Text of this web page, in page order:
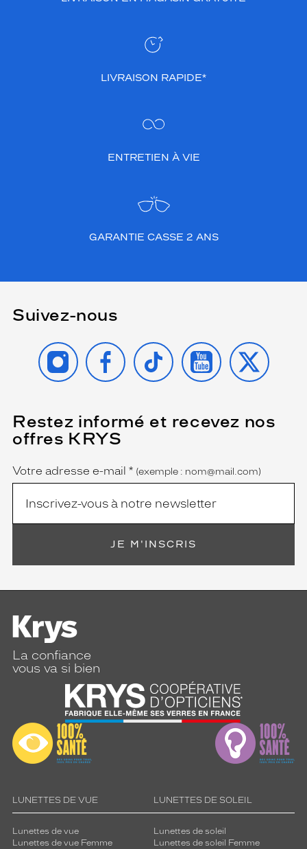
LIVRAISON RAPIDE*
ENTRETIEN À VIE
GARANTIE CASSE 2 ANS
Suivez-nous
INSTAGRAMFACEBOOK
TIKTOK YOUTUBE
X
Restez informé et recevez nos
offres KRYS
Name
Votre adresse e-mail *
(Ce
champ
est
obligatoire)
(exemple : nom@mail.com)
JE M'INSCRIS
La confiance
vous va si bien
LUNETTES DE VUE
Lunettes de vue
Lunettes de vue Femme
LUNETTES DE SOLEIL
Lunettes de soleil
Lunettes de soleil Femme